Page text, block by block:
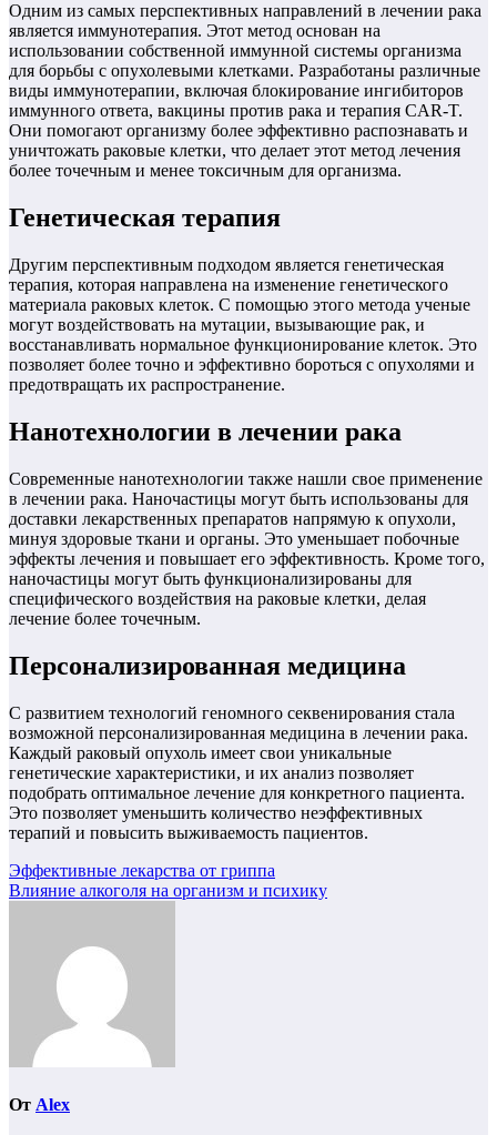
Одним из самых перспективных направлений в лечении рака
является иммунотерапия. Этот метод основан на
использовании собственной иммунной системы организма
для борьбы с опухолевыми клетками. Разработаны различные
виды иммунотерапии, включая блокирование ингибиторов
иммунного ответа, вакцины против рака и терапия CAR-T.
Они помогают организму более эффективно распознавать и
уничтожать раковые клетки, что делает этот метод лечения
более точечным и менее токсичным для организма.
Генетическая терапия
Другим перспективным подходом является генетическая
терапия, которая направлена на изменение генетического
материала раковых клеток. С помощью этого метода ученые
могут воздействовать на мутации, вызывающие рак, и
восстанавливать нормальное функционирование клеток. Это
позволяет более точно и эффективно бороться с опухолями и
предотвращать их распространение.
Нанотехнологии в лечении рака
Современные нанотехнологии также нашли свое применение
в лечении рака. Наночастицы могут быть использованы для
доставки лекарственных препаратов напрямую к опухоли,
минуя здоровые ткани и органы. Это уменьшает побочные
эффекты лечения и повышает его эффективность. Кроме того,
наночастицы могут быть функционализированы для
специфического воздействия на раковые клетки, делая
лечение более точечным.
Персонализированная медицина
С развитием технологий геномного секвенирования стала
возможной персонализированная медицина в лечении рака.
Каждый раковый опухоль имеет свои уникальные
генетические характеристики, и их анализ позволяет
подобрать оптимальное лечение для конкретного пациента.
Это позволяет уменьшить количество неэффективных
терапий и повысить выживаемость пациентов.
Навигация
по
Эффективные лекарства от гриппа
Влияние алкоголя на организм и психику
От Alex